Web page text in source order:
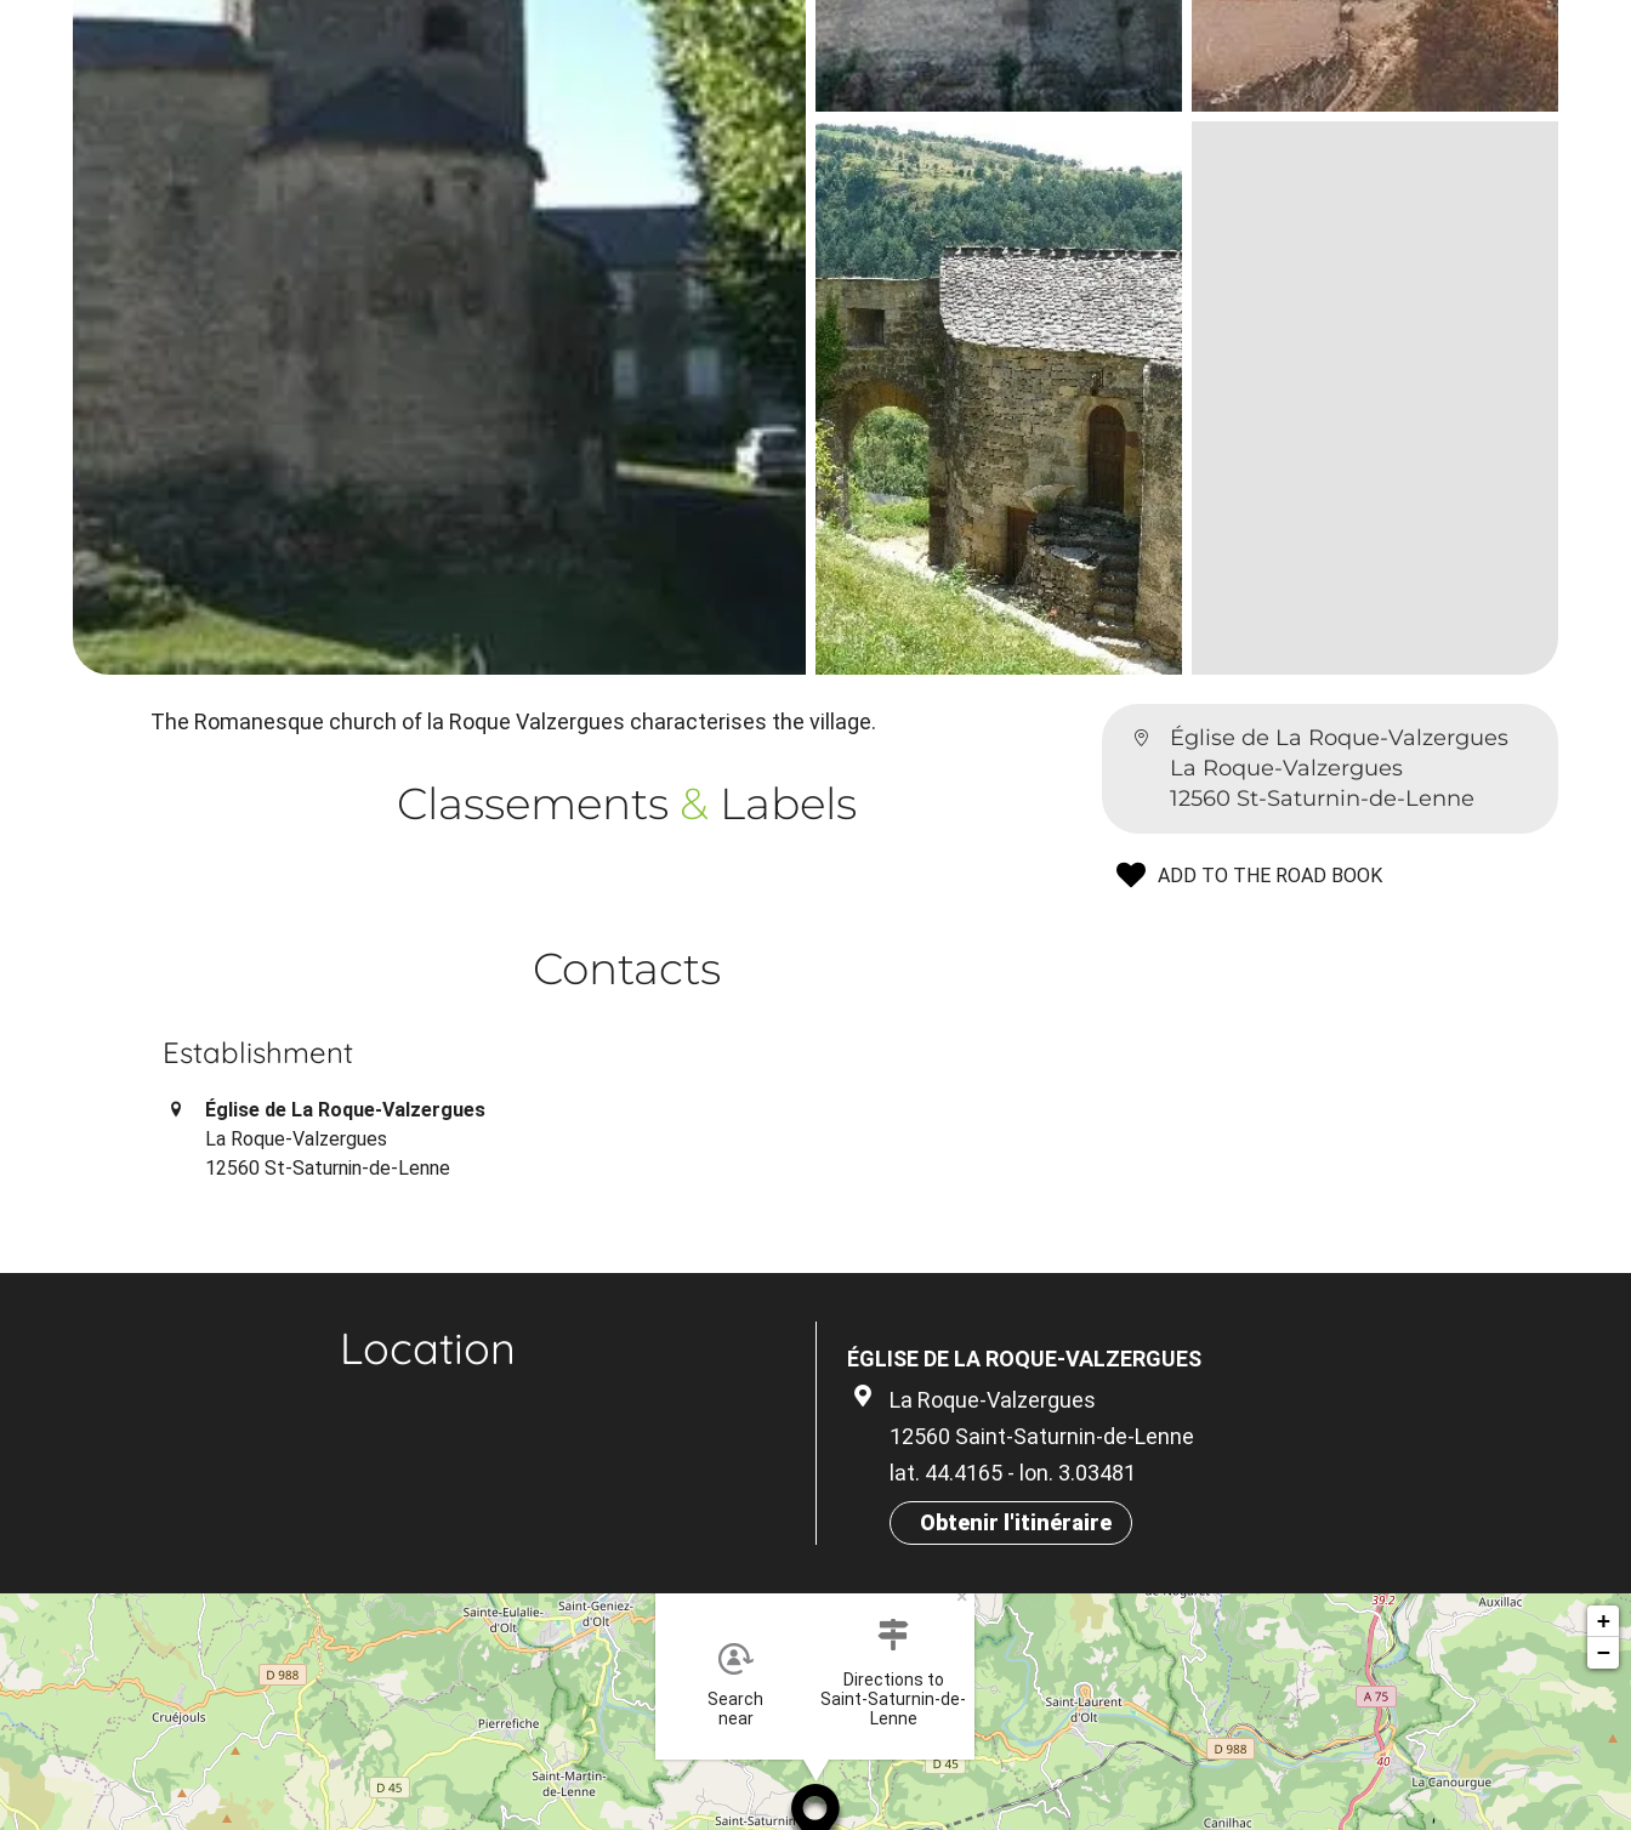
Église de La Roque-Valzergues
La Roque-Valzergues
12560 St-Saturnin-de-Lenne
ADD TO THE ROAD BOOK
The Romanesque church of la Roque Valzergues characterises the village.
Classements & Labels
Contacts
Establishment
Église de La Roque-Valzergues
La Roque-Valzergues
12560 St-Saturnin-de-Lenne
Location
ÉGLISE DE LA ROQUE-VALZERGUES
La Roque-Valzergues
12560 Saint-Saturnin-de-Lenne
lat. 44.4165 - lon. 3.03481
Obtenir l'itinéraire
Search
near
Directions to
Saint-Saturnin-de-
Lenne
×
+
−